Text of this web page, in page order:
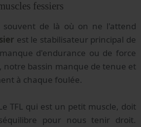
fessiers
souvent de là où on ne l'attend
est le stabilisateur principal de
d'endurance ou de force
notre bassin manque de tenue et
à chaque foulée.
TFL qui est un petit muscle, doit
pour nous tenir droit.